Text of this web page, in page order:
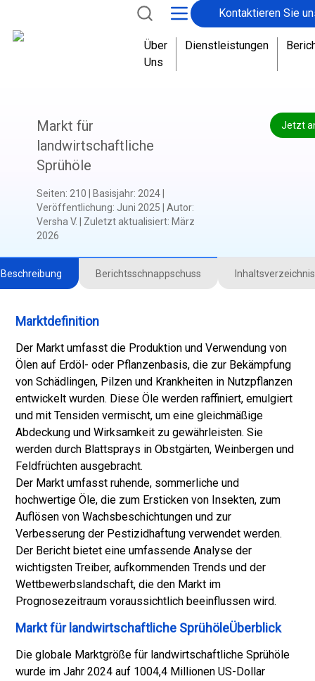
Kontaktieren Sie
Über
Uns
Dienstleistungen
Jetzt
Markt für
landwirtschaftliche
Sprühöle
Seiten: 210 Basisjahr: 2024
Veröffentlichung: Juni 2025 Autor:
Versha V.
Zuletzt aktualisiert: März
2026
Beschreibung Berichtsschnappschuss Inhaltsverzeichnis
Marktdefinition
Der Markt umfasst die Produktion und Verwendung von
Ölen auf Erdöl- oder Pflanzenbasis, die zur Bekämpfung
von Schädlingen, Pilzen und Krankheiten in Nutzpflanzen
entwickelt wurden. Diese Öle werden raffiniert, emulgiert
und mit Tensiden vermischt, um eine gleichmäßige
Abdeckung und Wirksamkeit zu gewährleisten. Sie
werden durch Blattsprays in Obstgärten, Weinbergen und
Feldfrüchten ausgebracht.
Der Markt umfasst ruhende, sommerliche und
hochwertige Öle, die zum Ersticken von Insekten, zum
Auflösen von Wachsbeschichtungen und zur
Verbesserung der Pestizidhaftung verwendet werden.
Der Bericht bietet eine umfassende Analyse der
wichtigsten Treiber, aufkommenden Trends und der
Wettbewerbslandschaft, die den Markt im
Prognosezeitraum voraussichtlich beeinflussen wird.
Markt für landwirtschaftliche SprühöleÜberblick
Die globale Marktgröße für landwirtschaftliche Sprühöle
wurde im Jahr 2024 auf 1004,4 Millionen US-Dollar